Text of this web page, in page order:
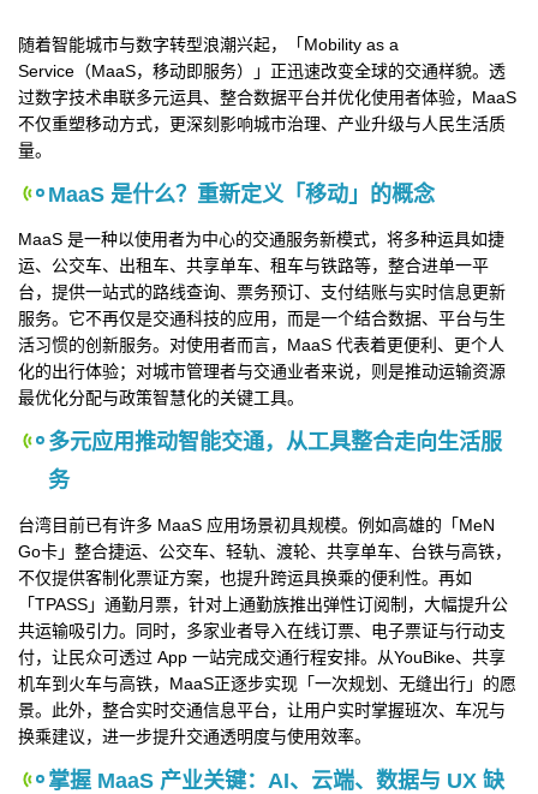
随着智能城市与数字转型浪潮兴起，「Mobility as a
Service（MaaS，移动即服务）」正迅速改变全球的交通样貌。透
过数字技术串联多元运具、整合数据平台并优化使用者体验，MaaS
不仅重塑移动方式，更深刻影响城市治理、产业升级与人民生活质
量。
MaaS 是什么？重新定义「移动」的概念
MaaS 是一种以使用者为中心的交通服务新模式，将多种运具如捷
运、公交车、出租车、共享单车、租车与铁路等，整合进单一平
台，提供一站式的路线查询、票务预订、支付结账与实时信息更新
服务。它不再仅是交通科技的应用，而是一个结合数据、平台与生
活习惯的创新服务。对使用者而言，MaaS 代表着更便利、更个人
化的出行体验；对城市管理者与交通业者来说，则是推动运输资源
最优化分配与政策智慧化的关键工具。
多元应用推动智能交通，从工具整合走向生活服
务
台湾目前已有许多 MaaS 应用场景初具规模。例如高雄的「MeN
Go卡」整合捷运、公交车、轻轨、渡轮、共享单车、台铁与高铁，
不仅提供客制化票证方案，也提升跨运具换乘的便利性。再如
「TPASS」通勤月票，针对上通勤族推出弹性订阅制，大幅提升公
共运输吸引力。同时，多家业者导入在线订票、电子票证与行动支
付，让民众可透过 App 一站完成交通行程安排。从YouBike、共享
机车到火车与高铁，MaaS正逐步实现「一次规划、无缝出行」的愿
景。此外，整合实时交通信息平台，让用户实时掌握班次、车况与
换乘建议，进一步提升交通透明度与使用效率。
掌握 MaaS 产业关键：AI、云端、数据与 UX 缺